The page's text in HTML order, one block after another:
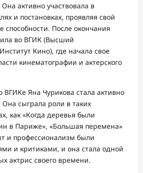
активно участвовала в
и постановках, проявляя свой
способности. После окончания
во ВГИК (Высший
Кино), где начала свое
кинематографии и актерского
ВГИКе Яна Чурикова стала активно
сыграла роли в таких
как «Когда деревья были
в Париже», «Большая перемена»
и профессионализм были
и критиками, и она стала одной
актрис своего времени.